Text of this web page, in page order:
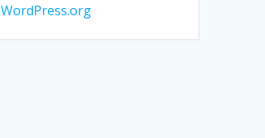
WordPress.org